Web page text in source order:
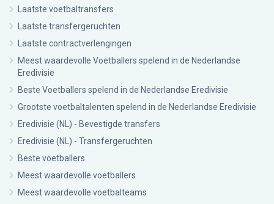
Laatste voetbaltransfers
Laatste transfergeruchten
Laatste contractverlengingen
Meest waardevolle Voetballers spelend in de Nederlandse
Eredivisie
Beste Voetballers spelend in de Nederlandse Eredivisie
Grootste voetbaltalenten spelend in de Nederlandse Eredivisie
Eredivisie (NL) - Bevestigde transfers
Eredivisie (NL) - Transfergeruchten
Beste voetballers
Meest waardevolle voetballers
Meest waardevolle voetbalteams